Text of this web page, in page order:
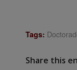
Tags:
Share this